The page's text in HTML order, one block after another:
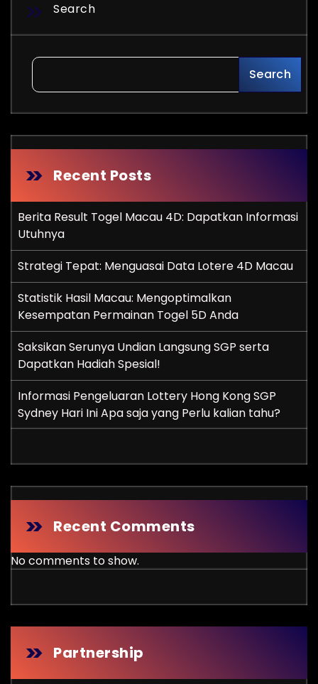
Search
Search
Recent Posts
Berita Result Togel Macau 4D: Dapatkan Informasi
Utuhnya
Strategi Tepat: Menguasai Data Lotere 4D Macau
Statistik Hasil Macau: Mengoptimalkan
Kesempatan Permainan Togel 5D Anda
Saksikan Serunya Undian Langsung SGP serta
Dapatkan Hadiah Spesial!
Informasi Pengeluaran Lottery Hong Kong SGP
Sydney Hari Ini Apa saja yang Perlu kalian tahu?
Recent Comments
No comments to show.
Partnership